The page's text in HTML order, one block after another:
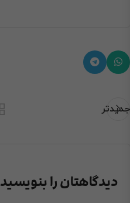
جدیدتر
دیدگاهتان را بنویسید